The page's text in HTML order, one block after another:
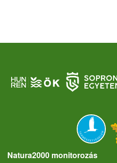
Natura2000 monitorozás